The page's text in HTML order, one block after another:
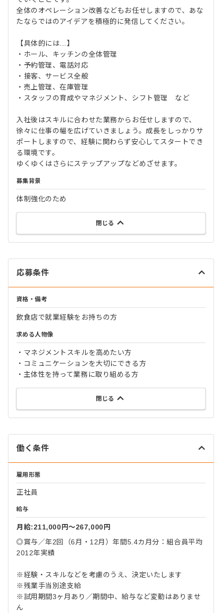
全体のオペレーション改善などもお任せしますので、あな
たならではのアイデアを積極的に発信してください。
【具体的には…】
・ホール、キッチンの全体管理
・予約管理、電話対応
・接客、サービス全般
・売上管理、在庫管理
・スタッフの育成やマネジメント、シフト管理 など
入社後はスキルに合わせた業務からお任せしますので、
徐々に仕事の幅を広げていきましょう。成長をしっかりサ
ポートしますので、経験に関わらず安心してスタートでき
る環境です。
ゆくゆくはさらにステップアップなどめざせます。
募集背景
体制強化のため
閉じる
応募条件
資格・備考
飲食店で就業経験をお持ちの方
求める人物像
・マネジメントスキルを高めたい方
・コミュニケーションを大切にできる方
・主体性を持って業務に取り組める方
閉じる
働く条件
雇用形態
正社員
給与
月給:211,000円〜267,000円
◎賞与／年2回（6月・12月）年間5.4カ月分：組合員平均
2012年実績
※経験・スキルなどを考慮のうえ、決定いたします
※残業手当別途支給
※試用期間3ヶ月あり／期間中、給与など変動はありませ
ん